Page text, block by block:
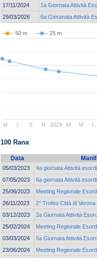
17/11/2024
1a Giornata Attività
29/03/2026
6a Gioranata Attività
50 m 25 m
2024
M L S N M M L
100 Rana
Data
05/03/2023
4a giornata Attività
07/05/2023
6a giornata Attività
25/06/2023
Meeting Regionale
26/11/2023
2° Trofeo Città di
03/12/2023
2a Giornata Attività
25/02/2024
Meeting Regionale
03/03/2024
5a Giornata Attività
23/06/2024
Meeting Regionale